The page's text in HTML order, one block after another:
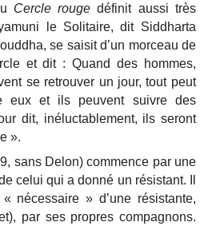
Cercle rouge définit aussi très
le Solitaire, dit Siddharta
se saisit d’un morceau de
et dit : Quand des hommes,
se retrouver un jour, tout peut
eux et ils peuvent suivre des
dit, inéluctablement, ils seront
».
sans Delon) commence par une
celui qui a donné un résistant. Il
« nécessaire » d’une résistante,
par ses propres compagnons.